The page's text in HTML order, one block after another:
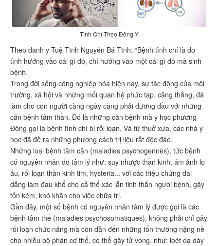
Tình Chí Theo Đông Y
Theo danh y Tuệ Tĩnh Nguyễn Bá Tĩnh: “Bệnh tình chí là do
tình hướng vào cái gì đó, chí hướng vào một cái gì đó mà sinh
bệnh.
Trong đời sống công nghiệp hóa hiện nay, sự tác động của môi
trường, xã hội và những mối quan hệ phức tạp, căng thẳng, đã
làm cho con người càng ngày càng phải đương đầu với những
căn bệnh tâm thần. Đó là những căn bệnh mà y học phương
Đông gọi là bệnh tình chí bị rối loạn. Và từ thuở xưa, các nhà y
học đã đề ra những phương cách trị liệu rất độc đáo.
Những loại bệnh tâm căn (maladies psychogennès), tức bệnh
có nguyên nhân do tâm lý như: suy nhược thần kinh, ám ảnh lo
âu, rối loạn thần kinh tim, hysteria... với các triệu chứng dai
dẳng làm đau khổ cho cả thể xác lẫn tinh thần người bệnh, gây
tốn kém, khó khăn cho việc chữa trị.
Gần đây, một số bệnh có nguyên nhân tâm lý được gọi là các
bệnh tâm thể (maladies psychosomatiques), không phải chỉ gây
rối loạn chức năng mà còn dẫn đến những tổn thương nặng nề
cho nhiều bộ phận cơ thể, có thể gây tử vong, như: loét dạ dày